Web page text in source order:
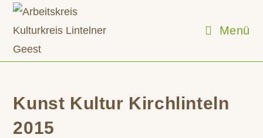
Zum
springen
Menü
Kunst Kultur Kirchlinteln
2015